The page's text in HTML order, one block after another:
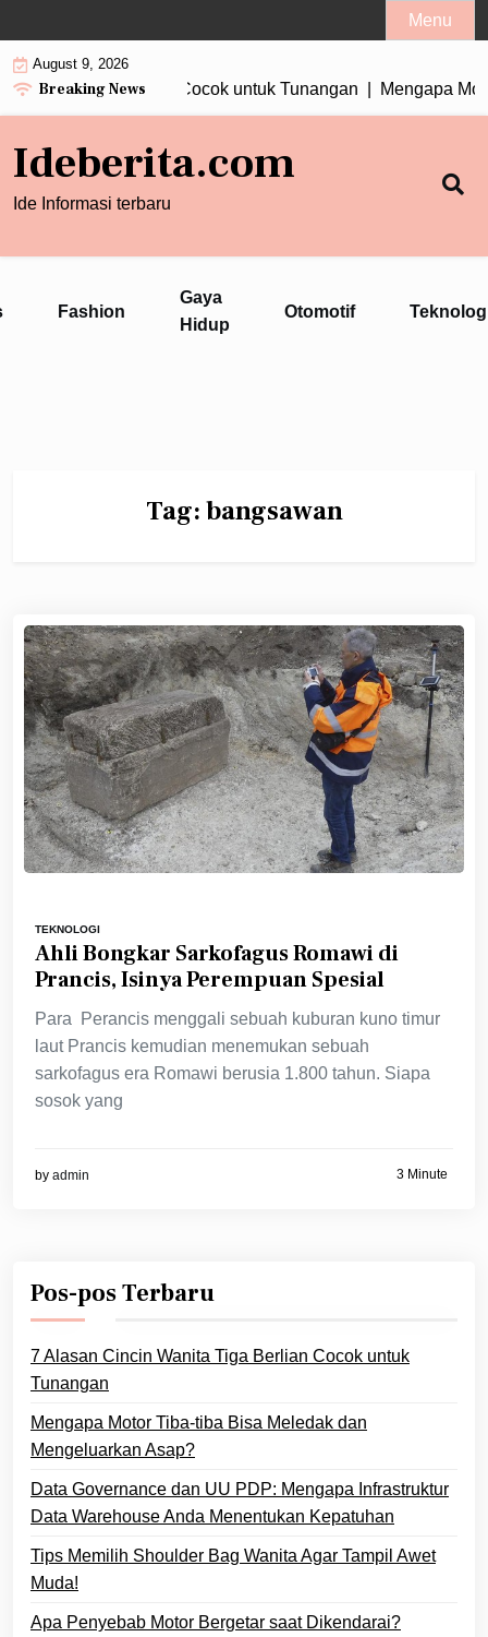
to
content
Menu
August 9, 2026
Breaking News
Wanita Tiga Berlian Cocok untuk Tunangan | Mengapa
Ideberita.com
Ide Informasi terbaru
Fashion
Gaya
Hidup
Otomotif
Tag:bangsawan
TEKNOLOGI
Ahli Bongkar Sarkofagus Romawi di
Prancis, Isinya Perempuan Spesial
Para Perancis menggali sebuah kuburan kuno timur
laut Prancis kemudian menemukan sebuah
sarkofagus era Romawi berusia 1.800 tahun. Siapa
sosok yang
by admin 3 Minute
Pos-pos Terbaru
7 Alasan Cincin Wanita Tiga Berlian Cocok untuk
Tunangan
Mengapa Motor Tiba-tiba Bisa Meledak dan
Mengeluarkan Asap?
Data Governance dan UU PDP: Mengapa Infrastruktur
Data Warehouse Anda Menentukan Kepatuhan
Tips Memilih Shoulder Bag Wanita Agar Tampil Awet
Muda!
Apa Penyebab Motor Bergetar saat Dikendarai?